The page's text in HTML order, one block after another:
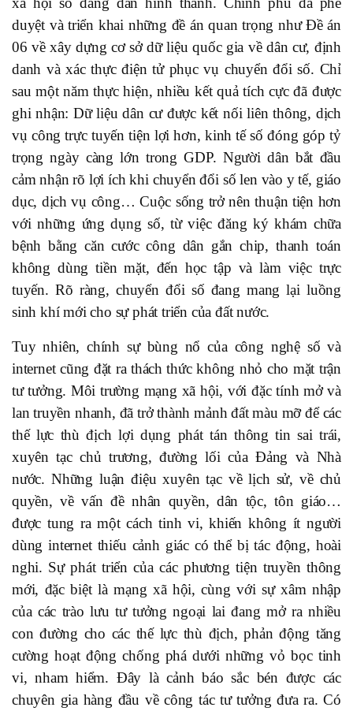
duyệt và triển khai những đề án quan trọng như Đề án
06 về xây dựng cơ sở dữ liệu quốc gia về dân cư, định
danh và xác thực điện tử phục vụ chuyển đổi số. Chỉ
sau một năm thực hiện, nhiều kết quả tích cực đã được
ghi nhận: Dữ liệu dân cư được kết nối liên thông, dịch
vụ công trực tuyến tiện lợi hơn, kinh tế số đóng góp tỷ
trọng ngày càng lớn trong GDP. Người dân bắt đầu
cảm nhận rõ lợi ích khi chuyển đổi số len vào y tế, giáo
dục, dịch vụ công… Cuộc sống trở nên thuận tiện hơn
với những ứng dụng số, từ việc đăng ký khám chữa
bệnh bằng căn cước công dân gắn chip, thanh toán
không dùng tiền mặt, đến học tập và làm việc trực
tuyến. Rõ ràng, chuyển đổi số đang mang lại luồng
sinh khí mới cho sự phát triển của đất nước.
Tuy nhiên, chính sự bùng nổ của công nghệ số và
internet cũng đặt ra thách thức không nhỏ cho mặt trận
tư tưởng. Môi trường mạng xã hội, với đặc tính mở và
lan truyền nhanh, đã trở thành mảnh đất màu mỡ để các
thế lực thù địch lợi dụng phát tán thông tin sai trái,
xuyên tạc chủ trương, đường lối của Đảng và Nhà
nước. Những luận điệu xuyên tạc về lịch sử, về chủ
quyền, về vấn đề nhân quyền, dân tộc, tôn giáo…
được tung ra một cách tinh vi, khiến không ít người
dùng internet thiếu cảnh giác có thể bị tác động, hoài
nghi. Sự phát triển của các phương tiện truyền thông
mới, đặc biệt là mạng xã hội, cùng với sự xâm nhập
của các trào lưu tư tưởng ngoại lai đang mở ra nhiều
con đường cho các thế lực thù địch, phản động tăng
cường hoạt động chống phá dưới những vỏ bọc tinh
vi, nham hiểm. Đây là cảnh báo sắc bén được các
chuyên gia hàng đầu về công tác tư tưởng đưa ra. Có